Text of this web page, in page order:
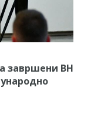
завршени ВН